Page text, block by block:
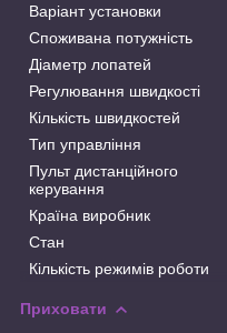
Варіант установки
Споживана потужність
Діаметр лопатей
Регулювання швидкості
Кількість швидкостей
Тип управління
Пульт дистанційного
керування
Країна виробник
Стан
Кількість режимів роботи
Приховати